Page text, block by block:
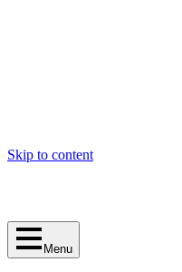
Skip to content
Menu